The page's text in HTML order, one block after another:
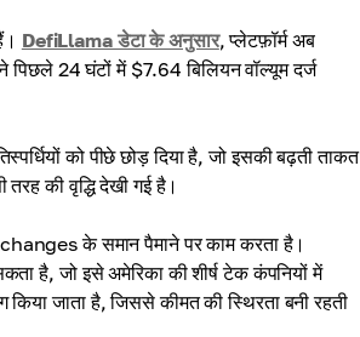
DefiLlama डेटा के अनुसार, प्लेटफ़ॉर्म अब
24 घंटों में $7.64 बिलियन वॉल्यूम दर्ज
को पीछे छोड़ दिया है, जो इसकी बढ़ती ताकत
की वृद्धि देखी गई है।
के समान पैमाने पर काम करता है।
है, जो इसे अमेरिका की शीर्ष टेक कंपनियों में
जाता है, जिससे कीमत की स्थिरता बनी रहती